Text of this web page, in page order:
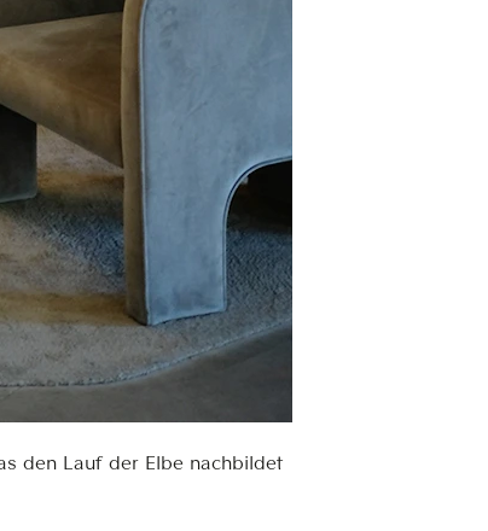
den Lauf der Elbe nachbildet